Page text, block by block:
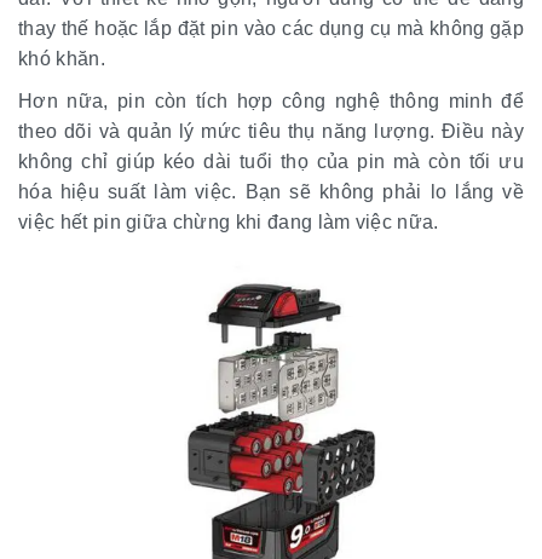
thay thế hoặc lắp đặt pin vào các dụng cụ mà không gặp
khó khăn.
Hơn nữa, pin còn tích hợp công nghệ thông minh để
theo dõi và quản lý mức tiêu thụ năng lượng. Điều này
không chỉ giúp kéo dài tuổi thọ của pin mà còn tối ưu
hóa hiệu suất làm việc. Bạn sẽ không phải lo lắng về
việc hết pin giữa chừng khi đang làm việc nữa.